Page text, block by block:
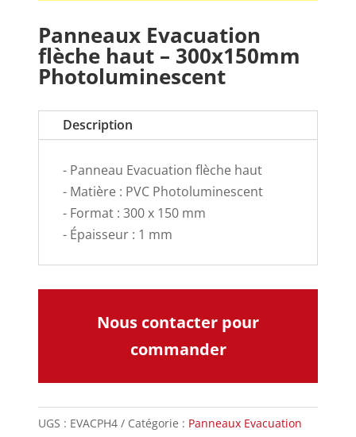
Panneaux Evacuation
flèche haut – 300x150mm
Photoluminescent
Description
- Panneau Evacuation flèche haut
- Matière : PVC Photoluminescent
- Format : 300 x 150 mm
- Épaisseur : 1 mm
Nous contacter pour
commander
UGS : EVACPH4 Catégorie : Panneaux Evacuation